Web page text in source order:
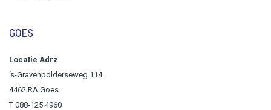
GOES
Locatie Adrz
‘s-Gravenpolderseweg 114
4462 RA Goes
T 088-125 4960